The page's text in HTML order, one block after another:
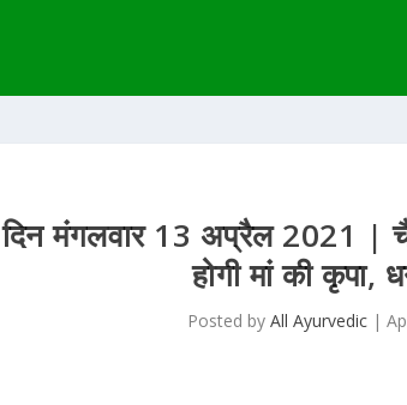
दिन मंगलवार 13 अप्रैल 2021 |
होगी मां की कृपा,
Posted by All Ayurvedic|